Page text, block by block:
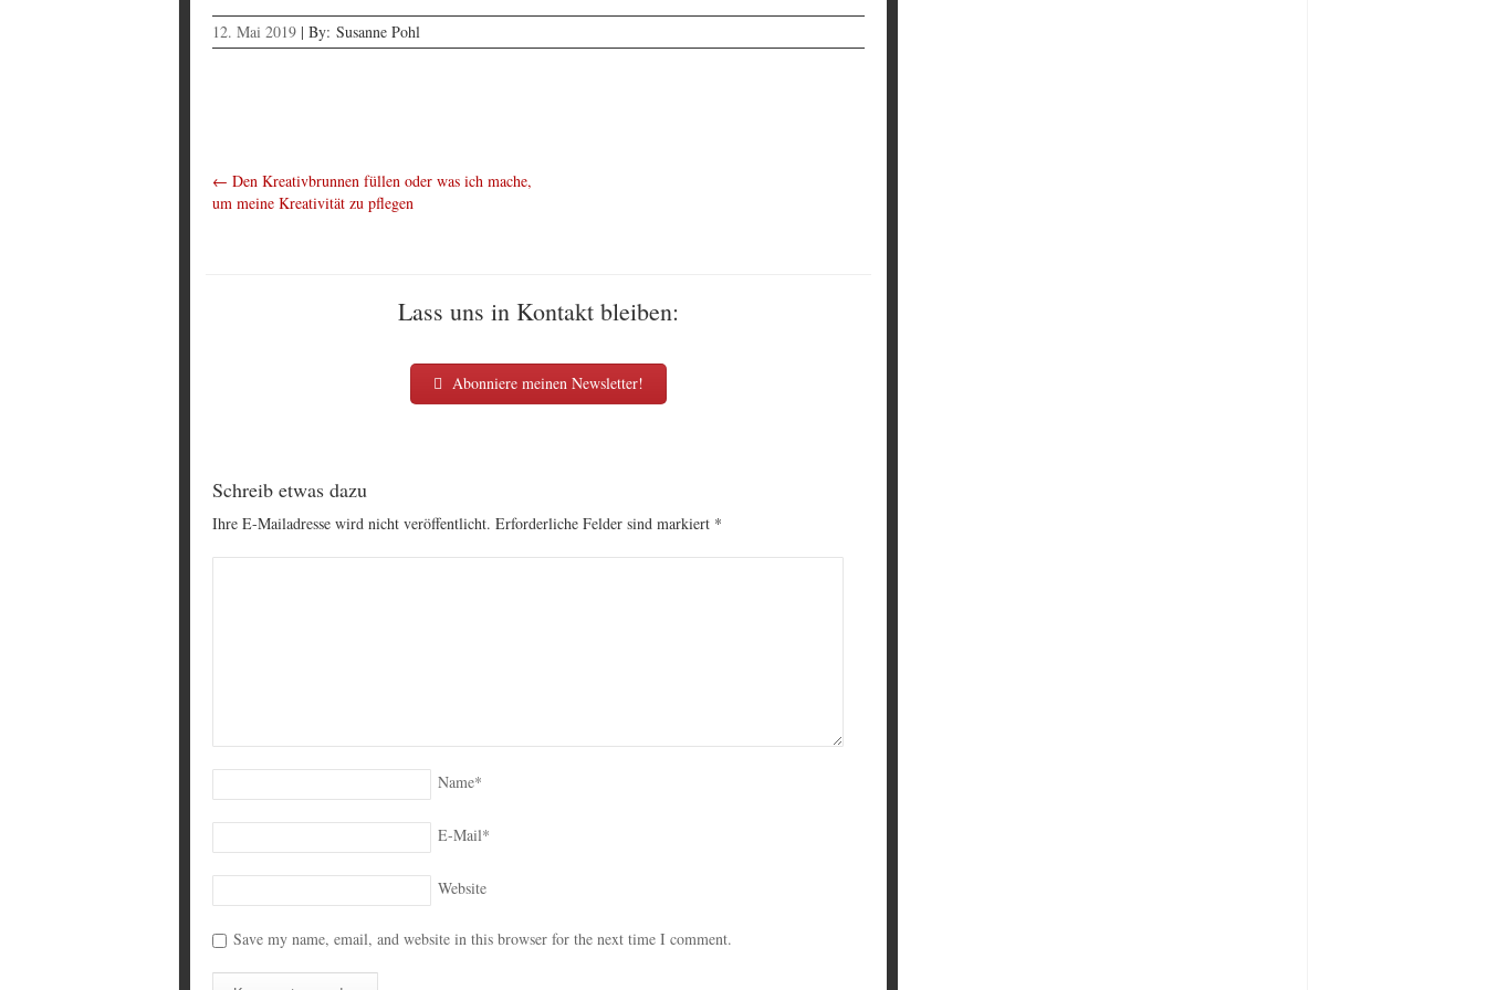
12. Mai 2019 | By: Susanne Pohl
← Den Kreativbrunnen füllen oder was ich mache,
um meine Kreativität zu pflegen
Lass uns in Kontakt bleiben:
Abonniere meinen Newsletter!
Schreib etwas dazu
Ihre E-Mailadresse wird nicht veröffentlicht. Erforderliche Felder sind markiert *
Name*
E-Mail*
Website
Save my name, email, and website in this browser for the next time I comment.